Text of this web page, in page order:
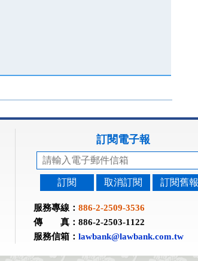
訂閱電子報
訂閱 取消訂閱 訂閱舊報
服務專線： 886-2-2509-3536
傳 真：886-2-2503-1122
服務信箱： lawbank@lawbank.com.tw